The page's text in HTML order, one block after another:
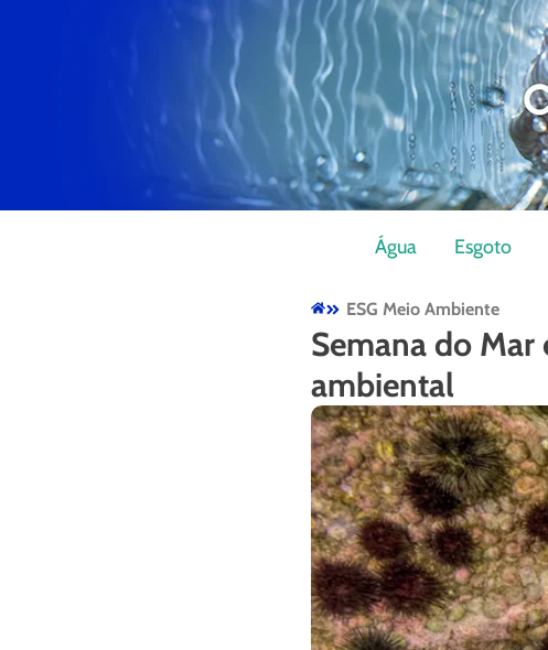
Água Esgoto
ESG Meio Ambiente
Semana do
ambiental